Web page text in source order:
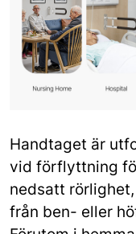
Handtaget är
vid förflyttning
nedsatt
från ben- eller